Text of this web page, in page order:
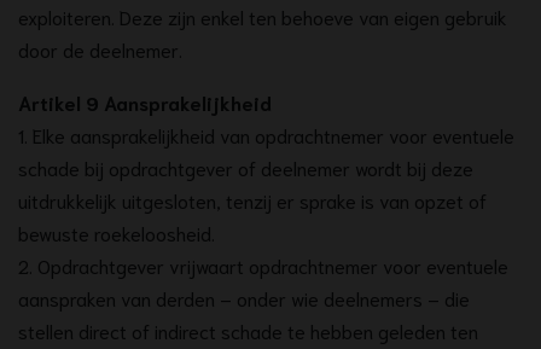
exploiteren. Deze zijn enkel ten behoeve van eigen gebruik
door de deelnemer.
Artikel 9 Aansprakelijkheid
1. Elke aansprakelijkheid van opdrachtnemer voor eventuele
schade bij opdrachtgever of deelnemer wordt bij deze
uitdrukkelijk uitgesloten, tenzij er sprake is van opzet of
bewuste roekeloosheid.
2. Opdrachtgever vrijwaart opdrachtnemer voor eventuele
aanspraken van derden – onder wie deelnemers – die
stellen direct of indirect schade te hebben geleden ten